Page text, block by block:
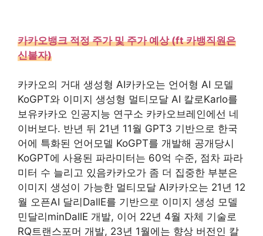
카카오뱅크 적정 주가 및 주가 예상 (ft 카뱅직원은
신불자)
카카오의 거대 생성형 AI카카오는 언어형 AI 모델
KoGPT와 이미지 생성형 멀티모달 AI 칼로Karlo를
보유카카오 인공지능 연구소 카카오브레인에선 네
이버보다. 반년 뒤 21년 11월 GPT3 기반으로 한국
어에 특화된 언어모델 KoGPT를 개발해 공개당시
KoGPT에 사용된 파라미터는 60억 수준, 점차 파라
미터 수 늘리고 있음카카오가 좀 더 집중한 부분은
이미지 생성이 가능한 멀티모달 AI카카오는 21년 12
월 오픈AI 달리DallE를 기반으로 이미지 생성 모델
민달리minDallE 개발, 이어 22년 4월 자체 기술로
RQ트랜스포머 개발, 23년 1월에는 향상 버전인 칼